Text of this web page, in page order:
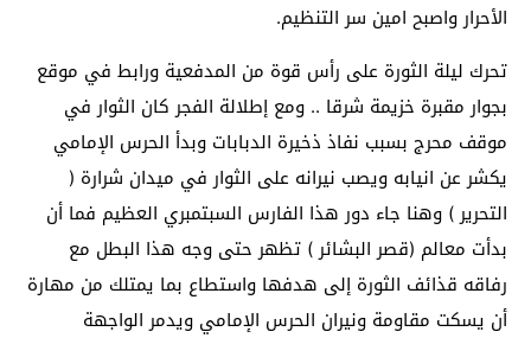
الأحرار واصبح امين سر التنظيم.
تحرك ليلة الثورة على رأس قوة من المدفعية ورابط في موقع
بجوار مقبرة خزيمة شرقا .. ومع إطلالة الفجر كان الثوار في
موقف محرج بسبب نفاذ ذخيرة الدبابات وبدأ الحرس الإمامي
يكشر عن انيابه ويصب نيرانه على الثوار في ميدان شرارة (
التحرير ) وهنا جاء دور هذا الفارس السبتمبري العظيم فما أن
بدأت معالم (قصر البشائر ) تظهر حتى وجه هذا البطل مع
رفاقه قذائف الثورة إلى هدفها واستطاع بما يمتلك من مهارة
أن يسكت مقاومة ونيران الحرس الإمامي ويدمر الواجهة